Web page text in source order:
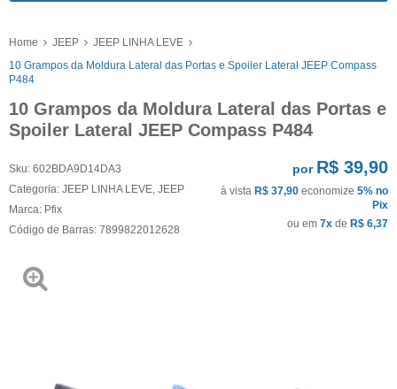
Home JEEP
JEEP LINHA LEVE
10 Grampos da Moldura Lateral das Portas e Spoiler Lateral JEEP Compass
P484
10 Grampos da Moldura Lateral das Portas e
Spoiler Lateral JEEP Compass P484
Sku: 602BDA9D14DA3
Categoria: JEEP LINHA LEVE JEEP
Marca: Pfix
Código de Barras: 7899822012628
por R$ 39,90
à vista R$ 37,90 economize 5% no
Pix
ou em 7x de R$ 6,37